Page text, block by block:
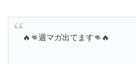
🔥👊週マガ出てます👊🔥